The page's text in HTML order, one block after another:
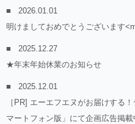
2026.01.01
明けましておめでとうございます
2025.12.27
★年末年始休業のお知らせ
2025.12.01
［PR] エーエフエヌがお届けする
マートフォン版」にて企画広告掲載